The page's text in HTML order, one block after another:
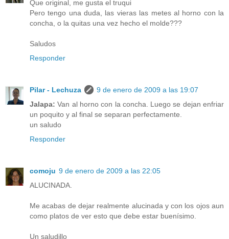
Que original, me gusta el truqui
Pero tengo una duda, las vieras las metes al horno con la
concha, o la quitas una vez hecho el molde???
Saludos
Responder
Pilar - Lechuza
9 de enero de 2009 a las 19:07
Jalapa: Van al horno con la concha. Luego se dejan enfriar
un poquito y al final se separan perfectamente.
un saludo
Responder
comoju 9 de enero de 2009 a las 22:05
ALUCINADA.
Me acabas de dejar realmente alucinada y con los ojos aun
como platos de ver esto que debe estar buenísimo.
Un saludillo